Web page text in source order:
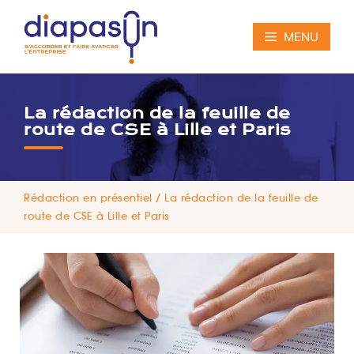
contenu
MENU
La rédaction de la feuille de
route de CSE à Lille et Paris
Rédaction en présentiel / La rédaction de la feuille de
route de CSE à Lille et Paris